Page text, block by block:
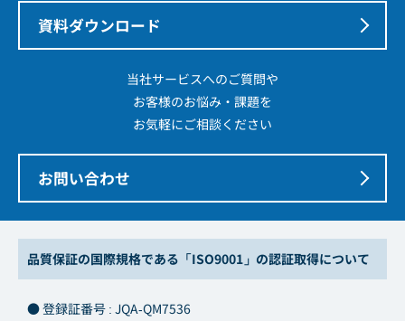
資料ダウンロード
当社サービスへのご質問や
お客様のお悩み・課題を
お気軽にご相談ください
お問い合わせ
品質保証の国際規格である「ISO9001」の認証取得について
● 登録証番号 : JQA-QM7536